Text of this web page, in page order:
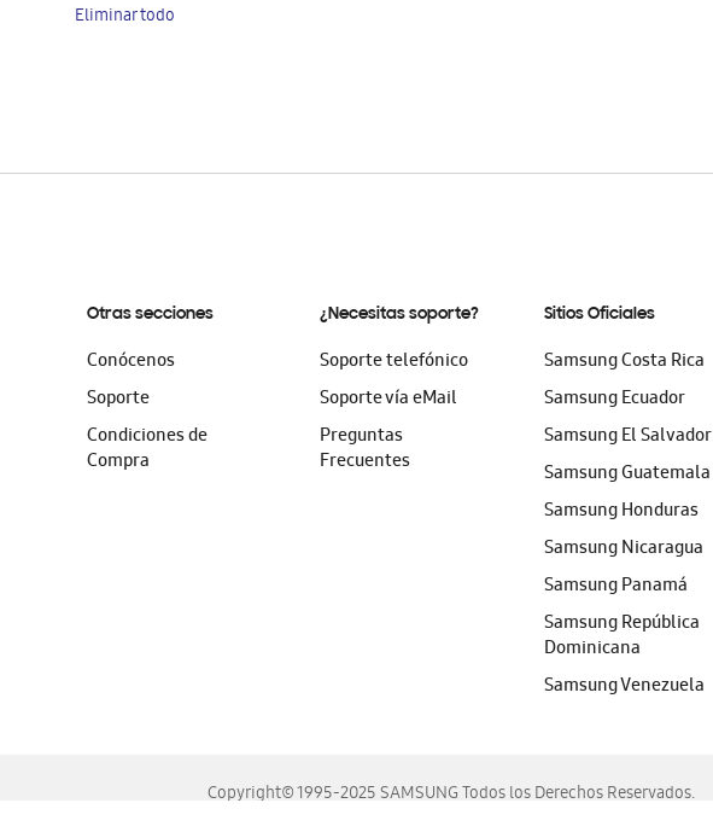
artículo
Eliminar todo
Otras secciones
Conócenos
Soporte
Condiciones de
Compra
¿Necesitas soporte?
Soporte telefónico
Soporte vía eMail
Preguntas
Frecuentes
Sitios Oficiales
Samsung Costa Rica
Samsung Ecuador
Samsung El Salvador
Samsung Guatemala
Samsung Honduras
Samsung Nicaragua
Samsung Panamá
Samsung República
Dominicana
Samsung Venezuela
Copyright© 1995-2025 SAMSUNG Todos los Derechos Reservados.